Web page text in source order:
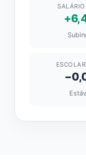
SALÁRIO